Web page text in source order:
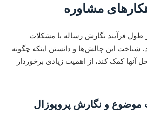
مشاوره
طول فرآیند نگارش رساله با مشکلات
شناخت این چالش‌ها و دانستن اینکه چگونه
آنها کمک کند، از اهمیت زیادی برخوردار